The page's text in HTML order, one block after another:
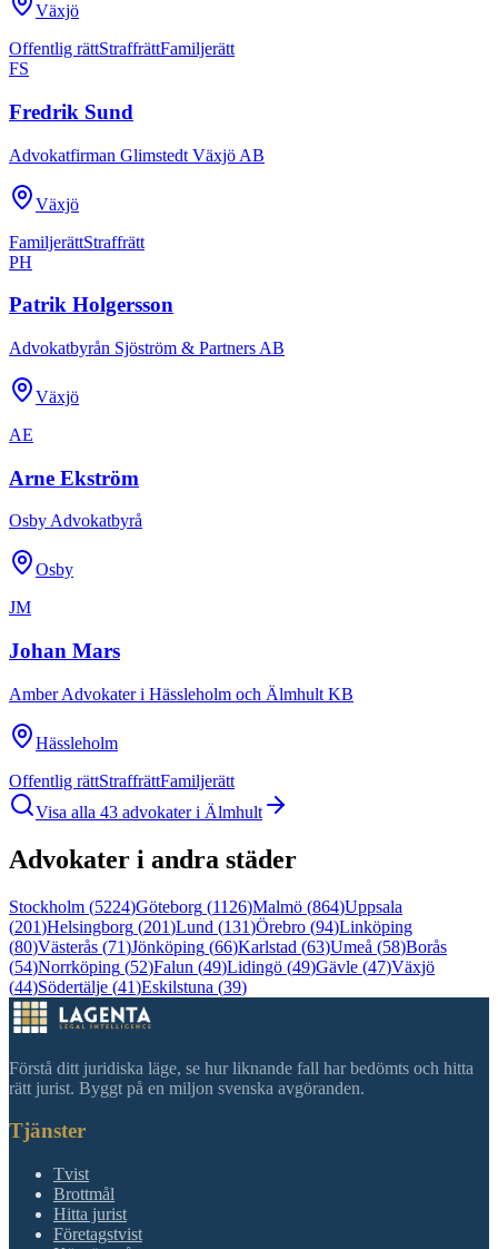
Växjö
Offentlig rättStraffrättFamiljerätt
FS
Fredrik Sund
Advokatfirman Glimstedt Växjö AB
Växjö
FamiljerättStraffrätt
PH
Patrik Holgersson
Advokatbyrån Sjöström & Partners AB
Växjö
AE
Arne Ekström
Osby Advokatbyrå
Osby
JM
Johan Mars
Amber Advokater i Hässleholm och Älmhult KB
Hässleholm
Offentlig rättStraffrättFamiljerätt
Visa alla 43 advokater i Älmhult
Advokater i andra städer
Stockholm (5224)Göteborg (1126)Malmö (864)Uppsala
(201)Helsingborg (201)Lund (131)Örebro (94)Linköping
(80)Västerås (71)Jönköping (66)Karlstad (63)Umeå (58)Borås
(54)Norrköping (52)Falun (49)Lidingö (49)Gävle (47)Växjö
(44)Södertälje (41)Eskilstuna (39)
Förstå ditt juridiska läge, se hur liknande fall har bedömts och hitta
rätt jurist. Byggt på en miljon svenska avgöranden.
Tjänster
Tvist
Brottmål
Hitta jurist
Företagstvist